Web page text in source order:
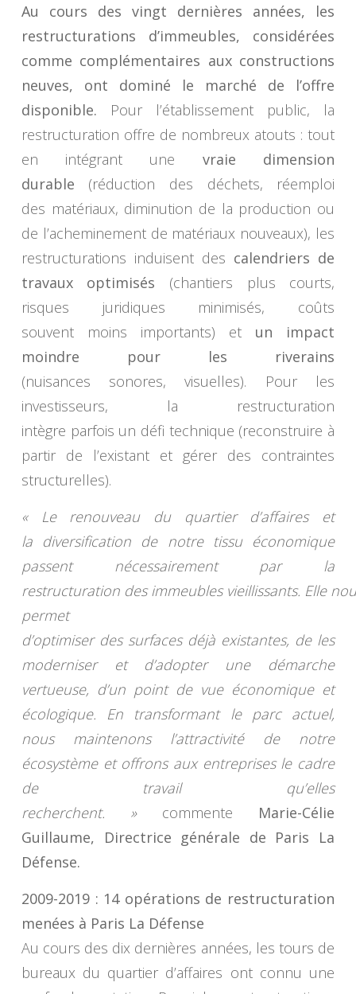
Au cours des vingt dernières années, les
restructurations d’immeubles, considérées
comme complémentaires aux constructions
neuves, ont dominé le marché de l’offre
disponible. Pour l’établissement public, la
restructuration offre de nombreux atouts : tout
en intégrant une vraie dimension
durable (réduction des déchets, réemploi
des matériaux, diminution de la production ou
de l’acheminement de matériaux nouveaux), les
restructurations induisent des calendriers de
travaux optimisés (chantiers plus courts,
risques juridiques minimisés, coûts
souvent moins importants) et un impact
moindre pour les riverains
(nuisances sonores, visuelles). Pour les
investisseurs, la restructuration
intègre parfois un défi technique (reconstruire à
partir de l’existant et gérer des contraintes
structurelles).
« Le renouveau du quartier d’affaires et
la diversification de notre tissu économique
passent nécessairement par la
restructuration des immeubles vieillissants. Elle
permet
d’optimiser des surfaces déjà existantes, de les
moderniser et d’adopter une démarche
vertueuse, d’un point de vue économique et
écologique. En transformant le parc actuel,
nous maintenons l’attractivité de notre
écosystème et offrons aux entreprises le cadre
de travail qu’elles
recherchent. »commente Marie-Célie
Guillaume, Directrice générale de Paris La
Défense.
2009-2019 : 14 opérations de restructuration
menées à Paris La Défense
Au cours des dix dernières années, les tours de
bureaux du quartier d’affaires ont connu une